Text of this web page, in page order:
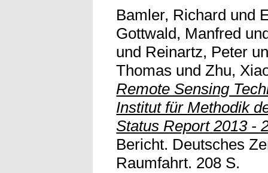
Bamler, Richard und
Gottwald, Manfred
und Reinartz, Peter
Thomas undZhu,
Remote Sensing
Institut für Methodik
Status Report 2013 -
Bericht. Deutsches
Raumfahrt. 208 S.